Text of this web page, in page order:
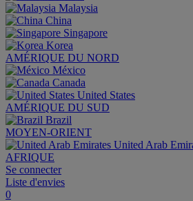
Malaysia
China
Singapore
Korea
AMÉRIQUE DU NORD
México
Canada
United States
AMÉRIQUE DU SUD
Brazil
MOYEN-ORIENT
United Arab
AFRIQUE
Se connecter
Liste d'envies
0